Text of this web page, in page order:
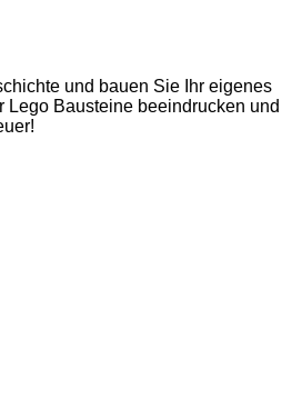
und bauen Sie Ihr eigenes
Bausteine beeindrucken und